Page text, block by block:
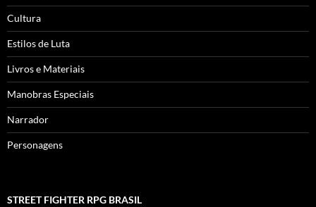
Cultura
Estilos de Luta
Livros e Materiais
Manobras Especiais
Narrador
Personagens
STREET FIGHTER RPG BRASIL